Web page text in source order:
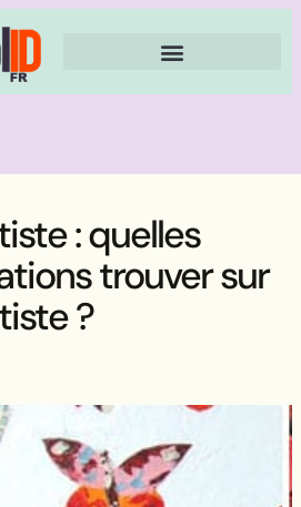
: quelles
trouver sur
?